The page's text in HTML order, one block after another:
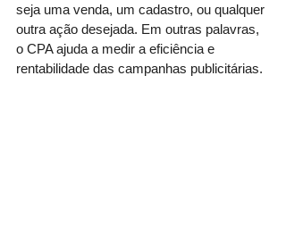
seja uma venda, um cadastro, ou qualquer
outra ação desejada. Em outras palavras,
o CPA ajuda a medir a eficiência e
rentabilidade das campanhas publicitárias.